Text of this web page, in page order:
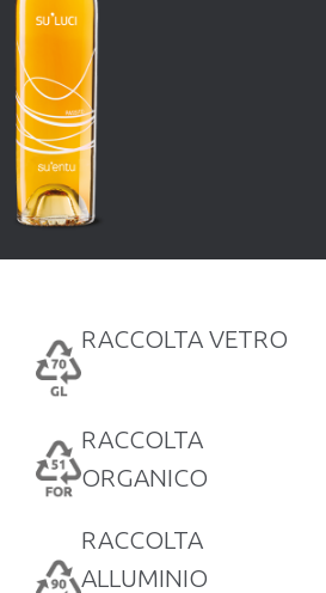
RACCOLTA VETRO
RACCOLTA
ORGANICO
RACCOLTA
ALLUMINIO